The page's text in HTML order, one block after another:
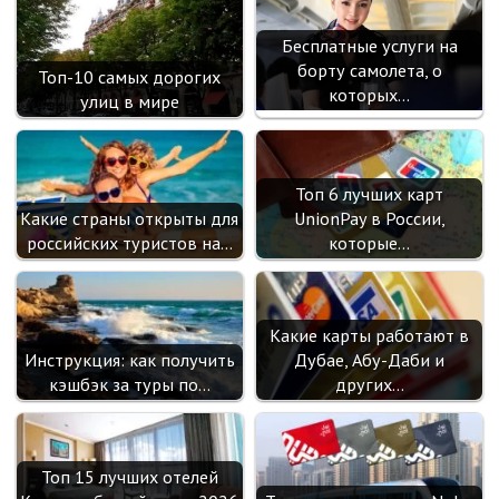
Топ-10 самых дорогих
улиц в мире
Бесплатные услуги на
борту самолета, о
которых…
Какие страны открыты для
российских туристов на…
Топ 6 лучших карт
UnionPay в России,
которые…
Инструкция: как получить
кэшбэк за туры по…
Какие карты работают в
Дубае, Абу-Даби и
других…
Топ 15 лучших отелей